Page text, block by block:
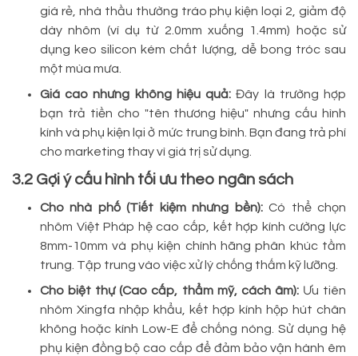
giá rẻ, nhà thầu thường tráo phụ kiện loại 2, giảm độ
dày nhôm (ví dụ từ 2.0mm xuống 1.4mm) hoặc sử
dụng keo silicon kém chất lượng, dễ bong tróc sau
một mùa mưa.
Giá cao nhưng không hiệu quả:Đây là trường hợp
bạn trả tiền cho "tên thương hiệu" nhưng cấu hình
kính và phụ kiện lại ở mức trung bình. Bạn đang trả phí
cho marketing thay vì giá trị sử dụng.
3.2 Gợi ý cấu hình tối ưu theo ngân sách
Cho nhà phố (Tiết kiệm nhưng bền):Có thể chọn
nhôm Việt Pháp hệ cao cấp, kết hợp kính cường lực
8mm-10mm và phụ kiện chính hãng phân khúc tầm
trung. Tập trung vào việc xử lý chống thấm kỹ lưỡng.
Cho biệt thự (Cao cấp, thẩm mỹ, cách âm):Ưu tiên
nhôm Xingfa nhập khẩu, kết hợp kính hộp hút chân
không hoặc kính Low-E để chống nóng. Sử dụng hệ
phụ kiện đồng bộ cao cấp để đảm bảo vận hành êm